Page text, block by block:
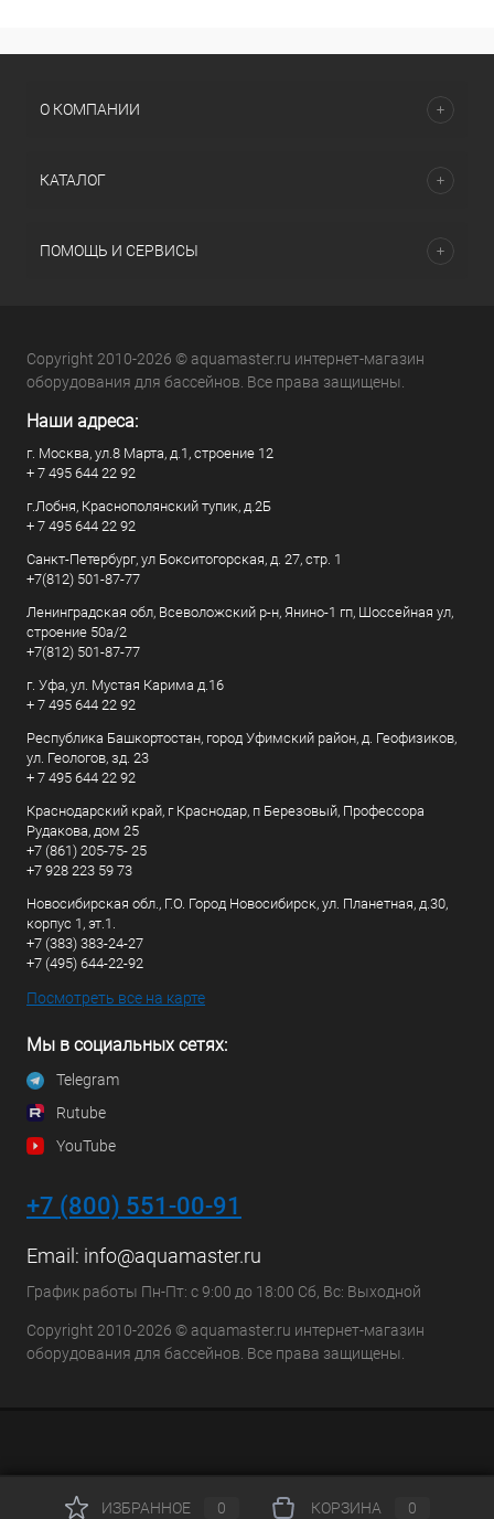
О КОМПАНИИ
КАТАЛОГ
ПОМОЩЬ И СЕРВИСЫ
Copyright 2010-2026 © aquamaster.ru интернет-магазин
оборудования для бассейнов. Все права защищены.
Наши адреса:
г. Москва, ул.8 Марта, д.1, строение 12
+ 7 495 644 22 92
г.Лобня, Краснополянский тупик, д.2Б
+ 7 495 644 22 92
Санкт-Петербург, ул Бокситогорская, д. 27, стр. 1
+7(812) 501-87-77
Ленинградская обл, Всеволожский р-н, Янино-1 гп, Шоссейная ул,
строение 50а/2
+7(812) 501-87-77
г. Уфа, ул. Мустая Карима д.16
+ 7 495 644 22 92
Республика Башкортостан, город Уфимский район, д. Геофизиков,
ул. Геологов, зд. 23
+ 7 495 644 22 92
Краснодарский край, г Краснодар, п Березовый, Профессора
Рудакова, дом 25
+7 (861) 205-75- 25
+7 928 223 59 73
Новосибирская обл., Г.О. Город Новосибирск, ул. Планетная, д.30,
корпус 1, эт.1.
+7 (383) 383-24-27
+7 (495) 644-22-92
Посмотреть все на карте
Мы в социальных сетях:
Telegram
Rutube
YouTube
+7 (800) 551-00-91
Email: info@aquamaster.ru
График работы Пн-Пт: с 9:00 до 18:00 Сб, Вс: Выходной
Copyright 2010-2026 © aquamaster.ru интернет-магазин
оборудования для бассейнов. Все права защищены.
ИЗБРАННОЕ 0 КОРЗИНА 0